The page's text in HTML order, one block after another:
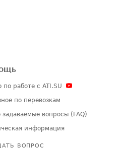
по работе с ATI.SU
по перевозкам
задаваемые вопросы (FAQ)
информация
ВОПРОС